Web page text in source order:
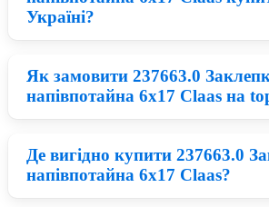
техніки, тому все залежить від
зможете бути впевнені, що
сезон.
Україні?
Для того, щоб обрати якісний аналог
потрібно розуміти, що дешеві деталі
володіють меншим робочим запасом,
правильному співвідношенні ціни та
придбати запчастини для Claas по ціни
нижчій від оригіналу.
Як замовити 237663.0
напівпотайна 6х17 Claas на
Придбати 237663.0 можна у нашому
запчастини на Комбайн. По
Вам зателефонує наш менеджер та
Де вигідно купити 237663.0
напівпотайна 6х17 Claas?